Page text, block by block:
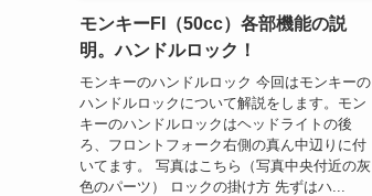
モンキーFI（50cc）各部機能の説
明。ハンドルロック！
モンキーのハンドルロック 今回はモンキーの
ハンドルロックについて解説をします。モン
キーのハンドルロックはヘッドライトの後
ろ、フロントフォーク右側の真ん中辺りに付
いてます。 写真はこちら（写真中央付近の灰
色のパーツ） ロックの掛け方 先ずはハ...